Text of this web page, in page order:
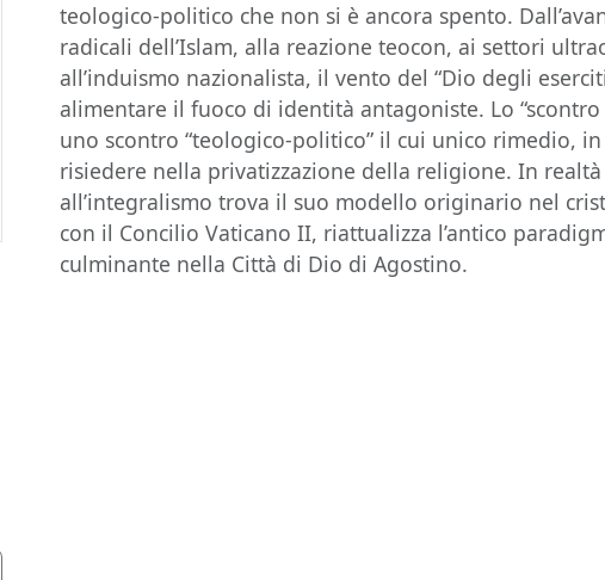
teologico-politico che non si è ancora spento.
radicali dell’Islam, alla reazione teocon, ai settori
all’induismo nazionalista, il vento del “Dio degli
alimentare il fuoco di identità antagoniste. Lo
uno scontro “teologico-politico” il cui unico rimedio,
risiedere nella privatizzazione della religione. In
all’integralismo trova il suo modello originario nel
con il Concilio Vaticano II, riattualizza l’antico
culminante nella Città di Dio di Agostino.